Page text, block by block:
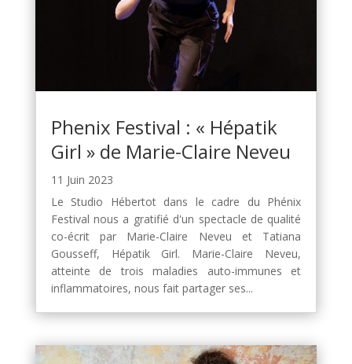
Phenix Festival : « Hépatik
Girl » de Marie-Claire Neveu
11 Juin 2023
Le Studio Hébertot dans le cadre du Phénix
Festival nous a gratifié d'un spectacle de qualité
co-écrit par Marie-Claire Neveu et Tatiana
Gousseff, Hépatik Girl. Marie-Claire Neveu,
atteinte de trois maladies auto-immunes et
inflammatoires, nous fait partager ses...